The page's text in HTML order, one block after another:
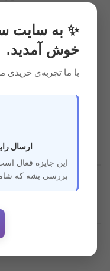
مشخصات
کاهش
تغذیه
قابل
نی داخلی
استفاده
✨ به سایت
خوش آمدید.
با ما تجربه‌ی خریدی
ارسال
این جایزه فعال
بررسی بشه که